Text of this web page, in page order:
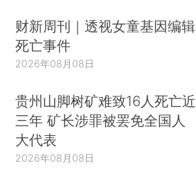
财新周刊｜透视女童基因编辑
死亡事件
2026年08月08日
贵州山脚树矿难致16人死亡近
三年 矿长涉罪被罢免全国人
大代表
2026年08月08日